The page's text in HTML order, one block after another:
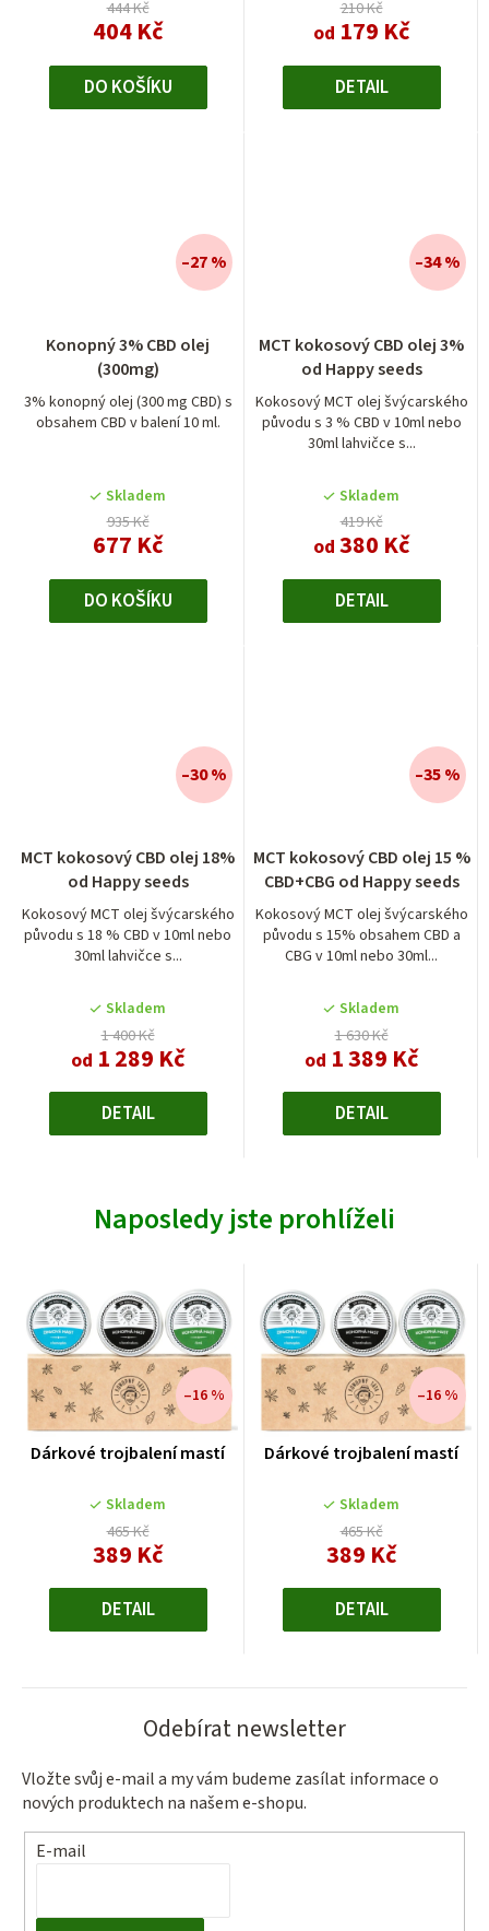
444 Kč
404 Kč
DO KOŠÍKU
210 Kč
od 179 Kč
DETAIL
Konopný 3% CBD olej
(300mg)
3% konopný olej (300 mg CBD) s
obsahem CBD v balení 10 ml.
Skladem
935 Kč
677 Kč
–27 %
DO KOŠÍKU
MCT kokosový CBD olej 3%
od Happy seeds
Kokosový MCT olej švýcarského
původu s 3 % CBD v 10ml nebo
30ml lahvičce s...
Skladem
419 Kč
od 380 Kč
–34 %
DETAIL
MCT kokosový CBD olej 18%
od Happy seeds
Kokosový MCT olej švýcarského
původu s 18 % CBD v 10ml nebo
30ml lahvičce s...
Skladem
1 400 Kč
od 1 289 Kč
–30 %
DETAIL
MCT kokosový CBD olej 15 %
CBD+CBG od Happy seeds
Kokosový MCT olej švýcarského
původu s 15% obsahem CBD a
CBG v 10ml nebo 30ml...
Skladem
1 630 Kč
od 1 389 Kč
–35 %
DETAIL
Naposledy jste prohlíželi
Dárkové trojbalení mastí
Skladem
465 Kč
–16 %
389 KčMěrná
DETAIL
Dárkové trojbalení mastí
Skladem
465 Kč
–16 %
389 KčMěrná
DETAIL
Odebírat newsletter
Vložte svůj e-mail a my vám budeme zasílat informace o
nových produktech na našem e-shopu.
E-mail